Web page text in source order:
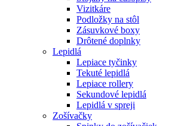
Vizitkáre
Podložky na stôl
Zásuvkové boxy
Drôtené doplnky
Lepidlá
Lepiace tyčinky
Tekuté lepidlá
Lepiace rollery
Sekundové lepidlá
Lepidlá v spreji
Zošívačky